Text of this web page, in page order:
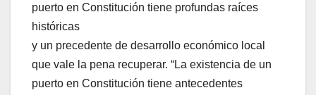
puerto en Constitución tiene profundas raíces
históricas
y un precedente de desarrollo económico local
que vale la pena recuperar. “La existencia de un
puerto en Constitución tiene antecedentes